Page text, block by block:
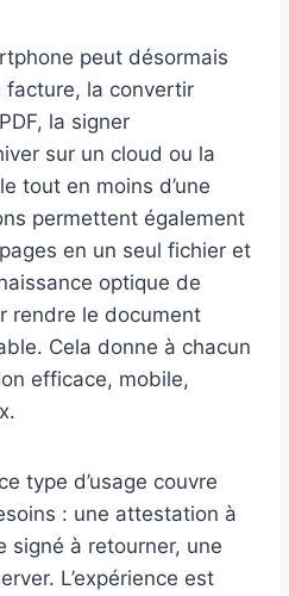
peut désormais
facture, la convertir
la signer
sur un cloud ou la
tout en moins d’une
permettent également
en un seul fichier et
optique de
rendre le document
Cela donne à chacun
efficace, mobile,
type d’usage couvre
: une attestation à
signé à retourner, une
L’expérience est